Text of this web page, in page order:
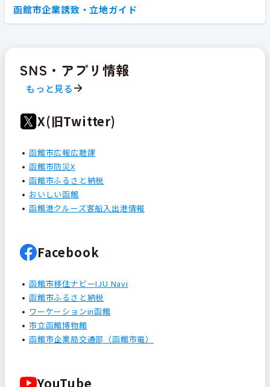
函館市企業誘致・立地ガイド
SNS・アプリ情報
もっと見る
X(旧Twitter)
函館市広報広聴課
函館市防災X
函館市ふるさと納税
おいしい函館
函館港クルーズ客船入出港情報
Facebook
函館市移住ナビーIJU Navi
函館市ふるさと納税
ワーケーションin函館
市立函館博物館
函館市企業局交通部（函館市電）
YouTube